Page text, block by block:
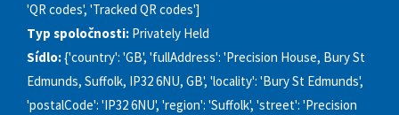
'QR codes', 'Tracked QR codes']
Typ spoločnosti: Privately Held
Sídlo:{'country': 'GB', 'fullAddress': 'Precision House, Bury St
Edmunds, Suffolk, IP32 6NU, GB', 'locality': 'Bury St Edmunds',
'postalCode': 'IP32 6NU', 'region': 'Suffolk', 'street': 'Precision